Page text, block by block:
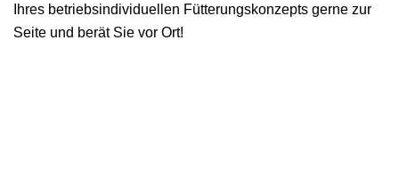
Ihres betriebsindividuellen Fütterungskonzepts gerne zur
Seite und berät Sie vor Ort!